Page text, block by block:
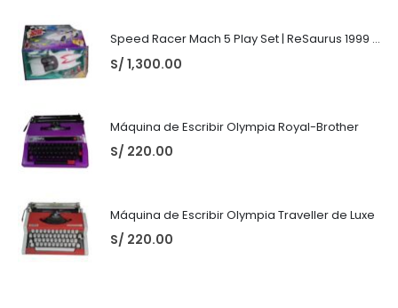
Speed Racer Mach 5 Play Set | ReSaurus 1999 | Meteoro
S/ 1,300.00
Máquina de Escribir Olympia Royal-Brother
S/ 220.00
Máquina de Escribir Olympia Traveller de Luxe
S/ 220.00